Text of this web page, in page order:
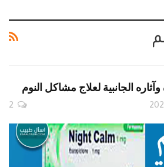
الجانبية لعلاج مشاكل النوم